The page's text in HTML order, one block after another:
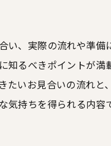
い、実際の流れや準
知るべきポイントが
たいお見合いの流れ
気持ちを得られる内容